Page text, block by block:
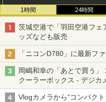
1時間 24時間
茨城空港で「羽田空港フェ
ッズなども販売
「ニコンD780」に最新フ
岡嶋和幸の「あとで買う
クーラーボックス - デジカ
Vlogカメラから“コンパク